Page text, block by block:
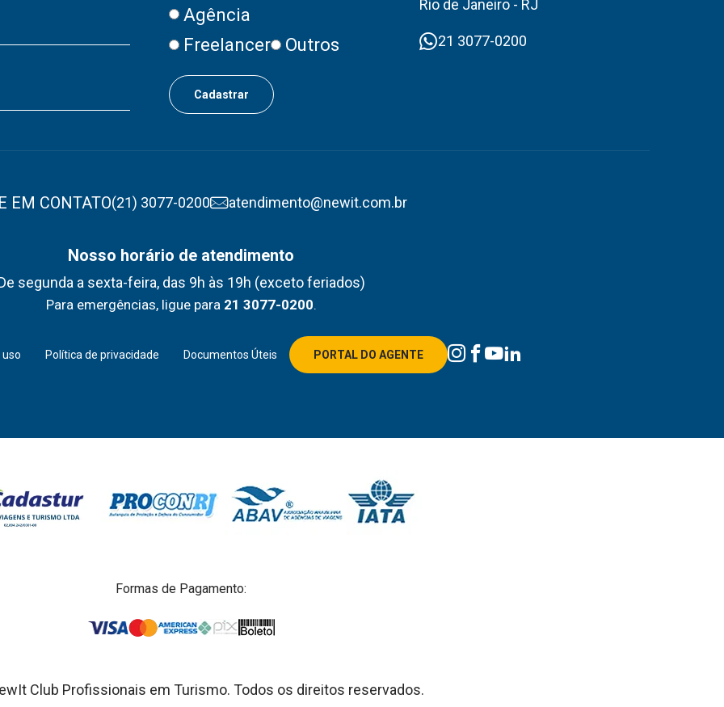
Agência
Freelancer
Outros
Rio de Janeiro - RJ
21 3077-0200
EM CONTATO(21) 3077-0200 atendimento@newit.com.br
Nosso horário de atendimento
segunda a sexta-feira, das 9h às 19h (exceto feriados)
Para emergências, ligue para 21 3077-0200.
Política de privacidade Documentos Úteis PORTAL DO AGENTE
Formas de Pagamento:
Club Profissionais em Turismo. Todos os direitos reservados.